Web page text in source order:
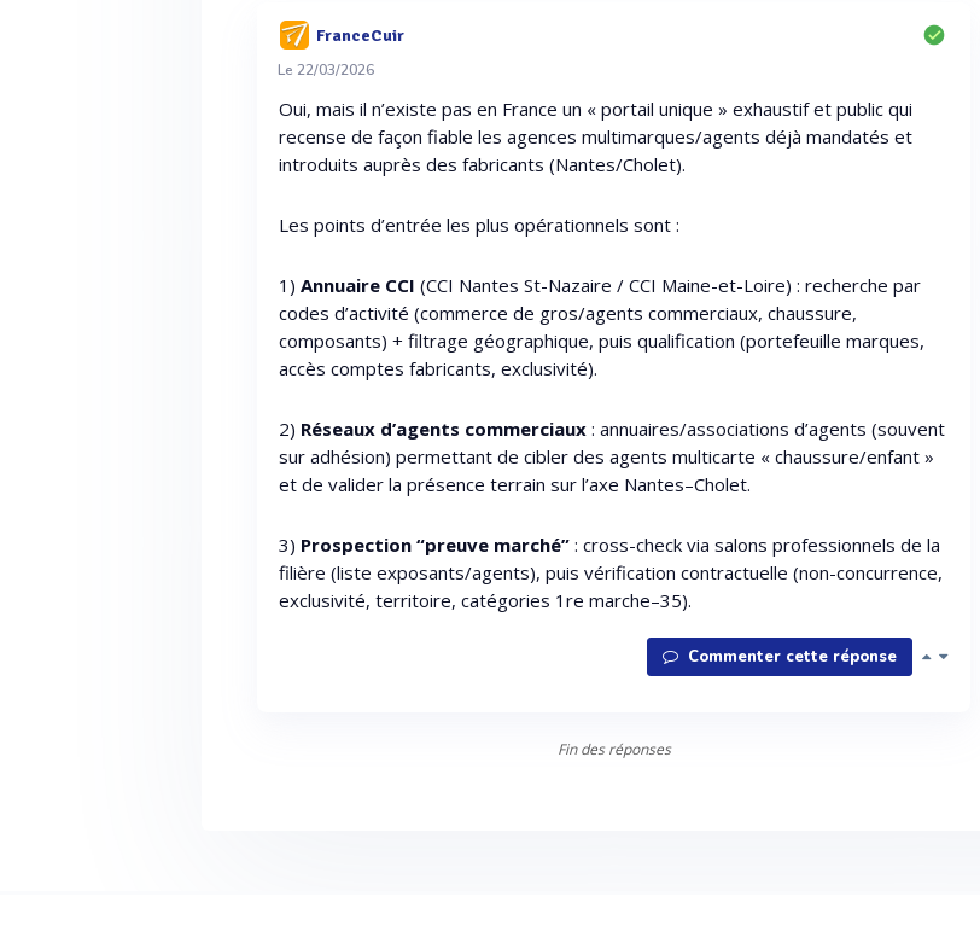
FranceCuir
Le 22/03/2026
Oui, mais il n’existe pas en France un « portail unique » exhaustif et public qui
recense de façon fiable les agences multimarques/agents déjà mandatés et
introduits auprès des fabricants (Nantes/Cholet).
Les points d’entrée les plus opérationnels sont :
1)Annuaire CCI (CCI Nantes St-Nazaire / CCI Maine-et-Loire) : recherche par
codes d’activité (commerce de gros/agents commerciaux, chaussure,
composants) + filtrage géographique, puis qualification (portefeuille marques,
accès comptes fabricants, exclusivité).
2) Réseaux d’agents commerciaux : annuaires/associations d’agents (souvent
sur adhésion) permettant de cibler des agents multicarte « chaussure/enfant »
et de valider la présence terrain sur l’axe Nantes–Cholet.
3) Prospection “preuve marché” : cross-check via salons professionnels de la
filière (liste exposants/agents), puis vérification contractuelle (non-concurrence,
exclusivité, territoire, catégories 1re marche–35).
Commenter cette réponse
Fin des réponses